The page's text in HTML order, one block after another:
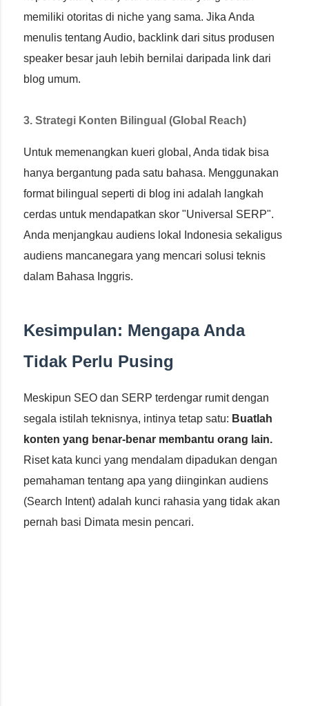
memiliki otoritas di niche yang sama. Jika Anda
menulis tentang Audio, backlink dari situs produsen
speaker besar jauh lebih bernilai daripada link dari
blog umum.
3. Strategi Konten Bilingual (Global Reach)
Untuk memenangkan kueri global, Anda tidak bisa
hanya bergantung pada satu bahasa. Menggunakan
format bilingual seperti di blog ini adalah langkah
cerdas untuk mendapatkan skor "Universal SERP".
Anda menjangkau audiens lokal Indonesia sekaligus
audiens mancanegara yang mencari solusi teknis
dalam Bahasa Inggris.
Kesimpulan: Mengapa Anda
Tidak Perlu Pusing
Meskipun SEO dan SERP terdengar rumit dengan
segala istilah teknisnya, intinya tetap satu: Buatlah
konten yang benar-benar membantu orang lain.
Riset kata kunci yang mendalam dipadukan dengan
pemahaman tentang apa yang diinginkan audiens
(Search Intent) adalah kunci rahasia yang tidak akan
pernah basi Dimata mesin pencari.